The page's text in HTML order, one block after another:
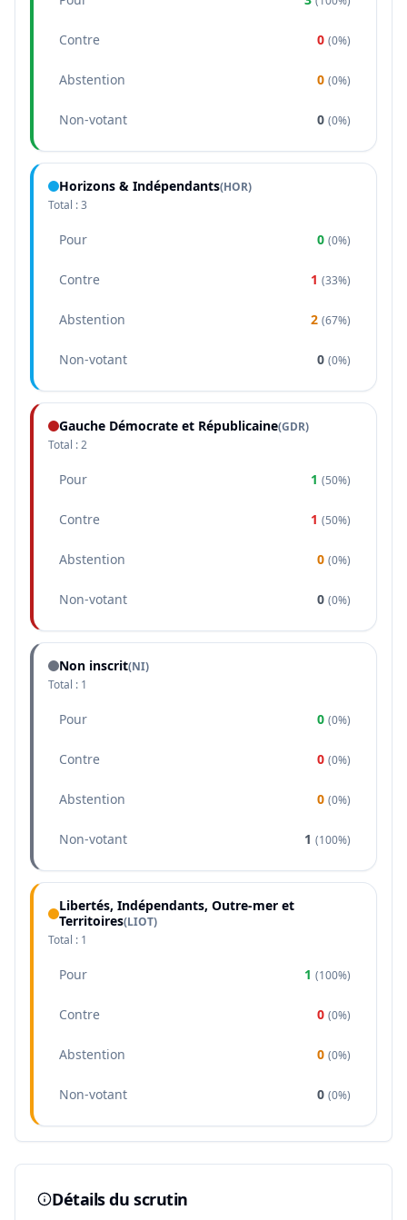
Contre 0 (0%)
Abstention 0 (0%)
Non-votant 0 (0%)
Horizons & Indépendants(HOR)
Total :3
Pour 0 (0%)
Contre 1 (33%)
Abstention 2 (67%)
Non-votant 0 (0%)
Gauche Démocrate et Républicaine(GDR)
Total :2
Pour 1 (50%)
Contre 1 (50%)
Abstention 0 (0%)
Non-votant 0 (0%)
Non inscrit(NI)
Total : 1
Pour 0 (0%)
Contre 0 (0%)
Abstention 0 (0%)
Non-votant 1 (100%)
Libertés, Indépendants, Outre-mer et
Territoires(LIOT)
Total : 1
Pour 1 (100%)
Contre 0 (0%)
Abstention 0 (0%)
Non-votant 0 (0%)
Détails du scrutin